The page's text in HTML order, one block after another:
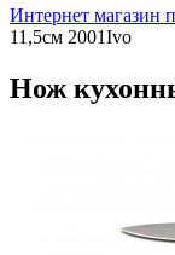
Интернет магазин
11,5см 2001Ivo
Нож